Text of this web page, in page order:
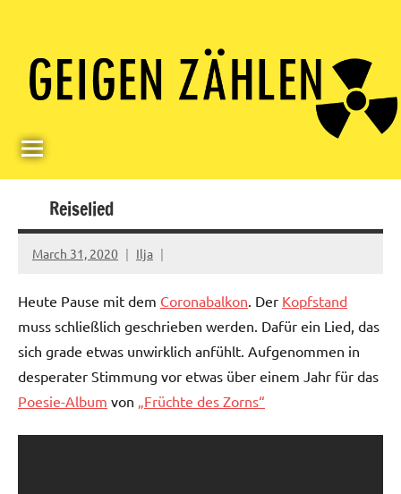
contentGeigerzähler
Reiselied
March 31, 2020 Ilja
Heute Pause mit dem Coronabalkon. Der Kopfstand
muss schließlich geschrieben werden. Dafür ein Lied, das
sich grade etwas unwirklich anfühlt. Aufgenommen in
desperater Stimmung vor etwas über einem Jahr für das
Poesie-Album von „Früchte des Zorns“